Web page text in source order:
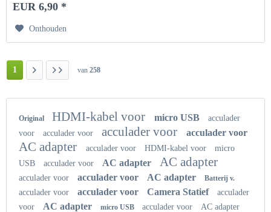
EUR 6,90 *
Onthouden
1 van 258
Original HDMI-kabel voor micro USB
acculader
voor
acculader voor acculader voor acculader voor
AC adapter acculader voor HDMI-kabel voor
micro
USB
acculader voor AC adapter AC adapter
acculader voor acculader voor AC adapter Batterij v.
acculader voor acculader voor Camera Statief
acculader
voor
AC adapter micro USB acculader voor
AC adapter